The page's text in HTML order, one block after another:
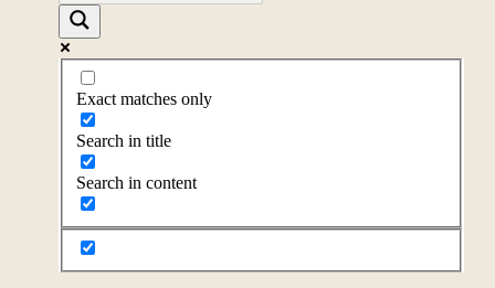
Exact matches only
Search in title
Search in content